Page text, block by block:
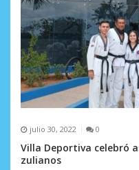
julio 30, 2022 0
Villa Deportiva celebró
zulianos